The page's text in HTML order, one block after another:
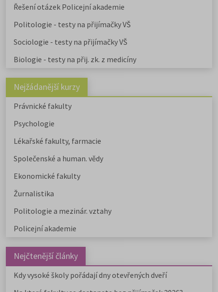
Řešení otázek Policejní akademie
Politologie - testy na přijímačky VŠ
Sociologie - testy na přijímačky VŠ
Biologie - testy na přij. zk. z medicíny
Nejžádanější kurzy
Právnické fakulty
Psychologie
Lékařské fakulty, farmacie
Společenské a human. vědy
Ekonomické fakulty
Žurnalistika
Politologie a mezinár. vztahy
Policejní akademie
Nejčtenější články
Kdy vysoké školy pořádají dny otevřených dveří